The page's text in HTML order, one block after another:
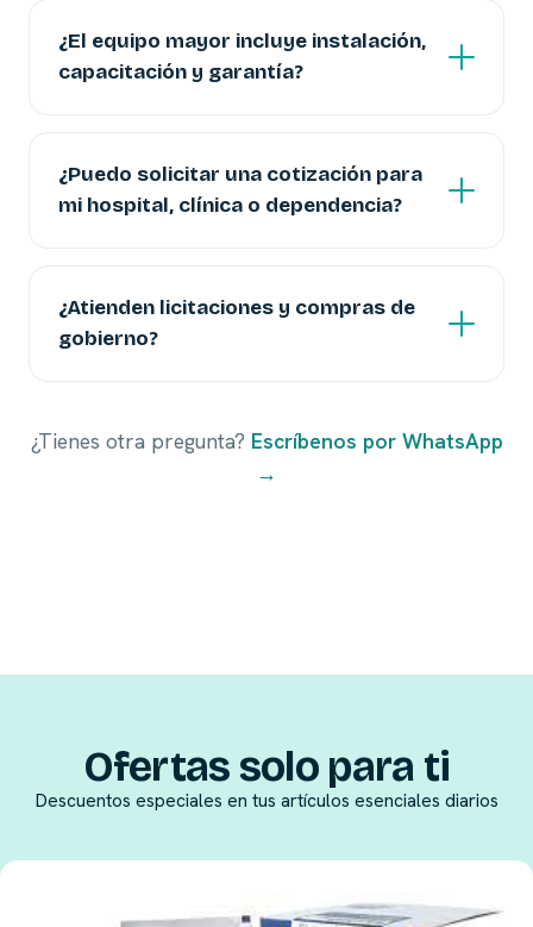
¿El equipo mayor incluye instalación,
capacitación y garantía?
¿Puedo solicitar una cotización para
mi hospital, clínica o dependencia?
¿Atienden licitaciones y compras de
gobierno?
¿Tienes otra pregunta? Escríbenos por WhatsApp
→
Ofertas solo para ti
Descuentos especiales en tus artículos esenciales diarios